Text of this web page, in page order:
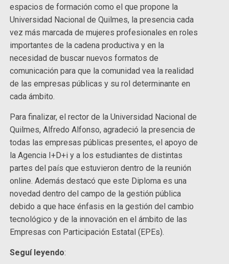
espacios de formación como el que propone la
Universidad Nacional de Quilmes, la presencia cada
vez más marcada de mujeres profesionales en roles
importantes de la cadena productiva y en la
necesidad de buscar nuevos formatos de
comunicación para que la comunidad vea la realidad
de las empresas públicas y su rol determinante en
cada ámbito.
Para finalizar, el rector de la Universidad Nacional de
Quilmes, Alfredo Alfonso, agradeció la presencia de
todas las empresas públicas presentes, el apoyo de
la Agencia I+D+i y a los estudiantes de distintas
partes del país que estuvieron dentro de la reunión
online. Además destacó que este Diploma es una
novedad dentro del campo de la gestión pública
debido a que hace énfasis en la gestión del cambio
tecnológico y de la innovación en el ámbito de las
Empresas con Participación Estatal (EPEs).
Seguí leyendo: